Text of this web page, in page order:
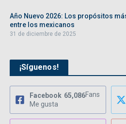
Año Nuevo 2026: Los propósitos
entre los mexicanos
31 de diciembre de 2025
¡Síguenos!
Facebook 65,086Fans
Me gusta